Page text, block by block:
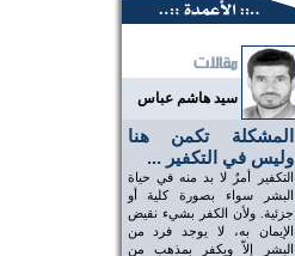
سيد هاشم عباس
المشكلة تكمن هنا
وليس في التكفير ...
التكفير أمرٌ لا بد منه في حياة
البشر سواء بصورة كلية أو
جزئية. ولأن الكفر بشيء نقيض
الإيمان به، لا يوجد فرد من
البشر إلاّ ويكفر بمذهب من